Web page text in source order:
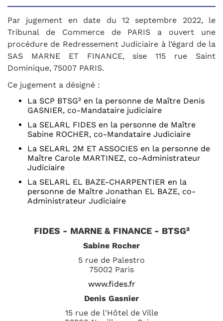
Par jugement en date du 12 septembre 2022, le
Tribunal de Commerce de PARIS a ouvert une
procédure de Redressement Judiciaire à l’égard de la
SAS MARNE ET FINANCE, sise 115 rue Saint
Dominique, 75007 PARIS.
Ce jugement a désigné :
La SCP BTSG² en la personne de Maître Denis
GASNIER, co-Mandataire judiciaire
La SELARL FIDES en la personne de Maître
Sabine ROCHER, co-Mandataire Judiciaire
La SELARL 2M ET ASSOCIES en la personne de
Maître Carole MARTINEZ, co-Administrateur
Judiciaire
La SELARL EL BAZE-CHARPENTIER en la
personne de Maître Jonathan EL BAZE, co-
Administrateur Judiciaire
FIDES - MARNE & FINANCE - BTSG²
Sabine Rocher
5 rue de Palestro
75002 Paris
www.fides.fr
Denis Gasnier
15 rue de l'Hôtel de Ville